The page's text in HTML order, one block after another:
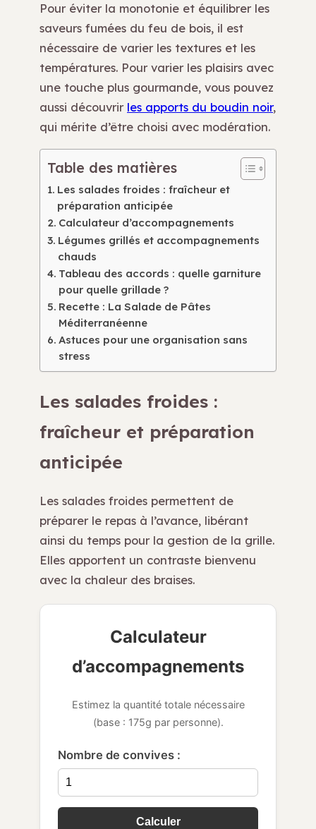
Pour éviter la monotonie et équilibrer les
saveurs fumées du feu de bois, il est
nécessaire de varier les textures et les
températures. Pour varier les plaisirs avec
une touche plus gourmande, vous pouvez
aussi découvrir les apports du boudin noir,
qui mérite d’être choisi avec modération.
Table des matières
Les salades froides : fraîcheur et
préparation anticipée
Calculateur d’accompagnements
Légumes grillés et accompagnements
chauds
Tableau des accords : quelle garniture
pour quelle grillade ?
Recette : La Salade de Pâtes
Méditerranéenne
Astuces pour une organisation sans
stress
Les salades froides :
fraîcheur et préparation
anticipée
Les salades froides permettent de
préparer le repas à l’avance, libérant
ainsi du temps pour la gestion de la grille.
Elles apportent un contraste bienvenu
avec la chaleur des braises.
Calculateur
d’accompagnements
Estimez la quantité totale nécessaire
(base : 175g par personne).
Nombre de convives :
Calculer